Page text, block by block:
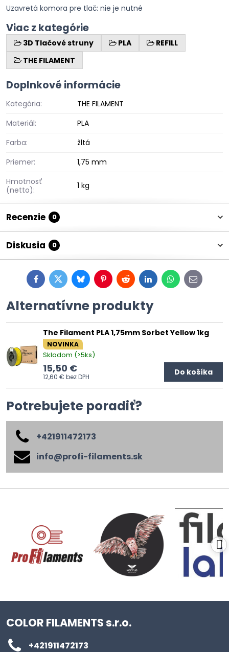
Uzavretá komora pre tlač: nie je nutné
Viac z kategórie
3D Tlačové struny PLA
REFILL
THE FILAMENT
Doplnkové informácie
Kategória:
THE FILAMENT
Materiál:
PLA
Farba:
žltá
Priemer:
1,75 mm
Hmotnosť
(netto):
1 kg
Recenzie 0
Diskusia 0
FacebookTwitterBlueskyPinterestRedditLinkedInWhatsApp
E-
mail
Alternatívne produkty
The Filament PLA 1,75mm Sorbet Yellow 1kg
NOVINKA
Skladom (>5ks)
15,50 €
12,60 € bez DPH Do košíka
Potrebujete poradiť?
+421911472173
info​@profi-filaments​.sk
COLOR FILAMENTS s.r.o.
+421911472173